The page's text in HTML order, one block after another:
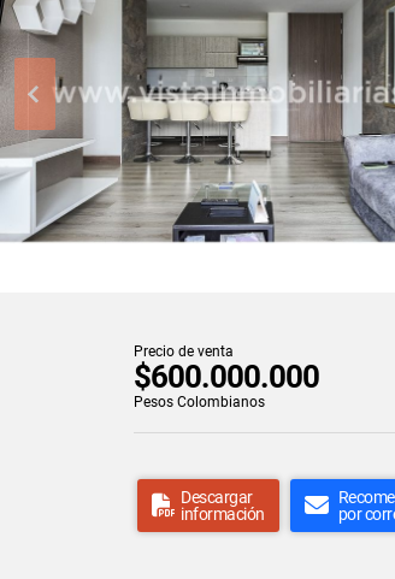
Precio de venta
$600.000.000
Pesos Colombianos
Descargar
información
por